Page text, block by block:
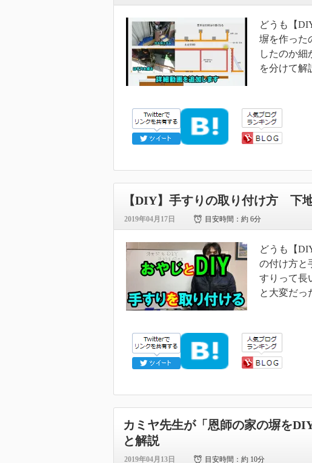
どうも【
塀を作った
したのか
を分けて
【DIY】手すりの取り付け方 下
2019年04月17日 目安時間：約 6分
どうも【
の付け方と
すりって長
と大変だ
カミヤ先生が「恩師の家の塀を
と解説
2019年04月13日 目安時間：約 10分